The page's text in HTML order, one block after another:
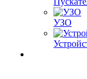
УЗО